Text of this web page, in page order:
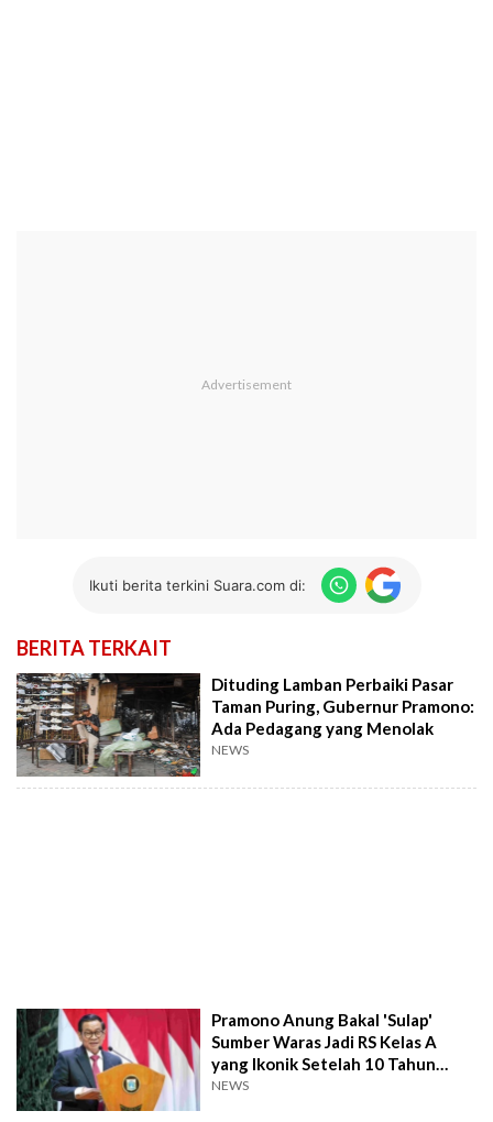
Ikuti berita terkini Suara.com di:
BERITA TERKAIT
Dituding Lamban Perbaiki Pasar
Taman Puring, Gubernur Pramono:
Ada Pedagang yang Menolak
NEWS
Pramono Anung Bakal 'Sulap'
Sumber Waras Jadi RS Kelas A
yang Ikonik Setelah 10 Tahun
Mangkrak
NEWS